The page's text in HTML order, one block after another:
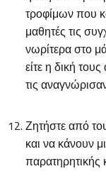
τροφίμων που
μαθητές τις
νωρίτερα στο
είτε η δική
τις
Ζητήστε από
και να κάνουν
παρατηρητικής